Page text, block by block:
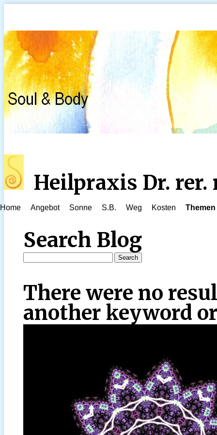
Heilpraxis Dr. rer.
Home Angebot Sonne S.B. Weg Kosten Themen
Search Blog
There were no
another keyword